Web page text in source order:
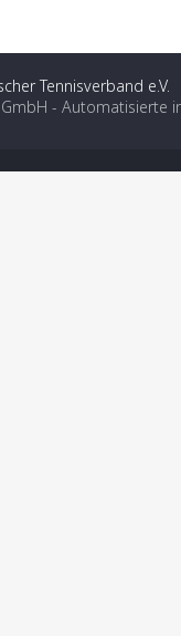
Tennisverband e.V.
- Automatisierte